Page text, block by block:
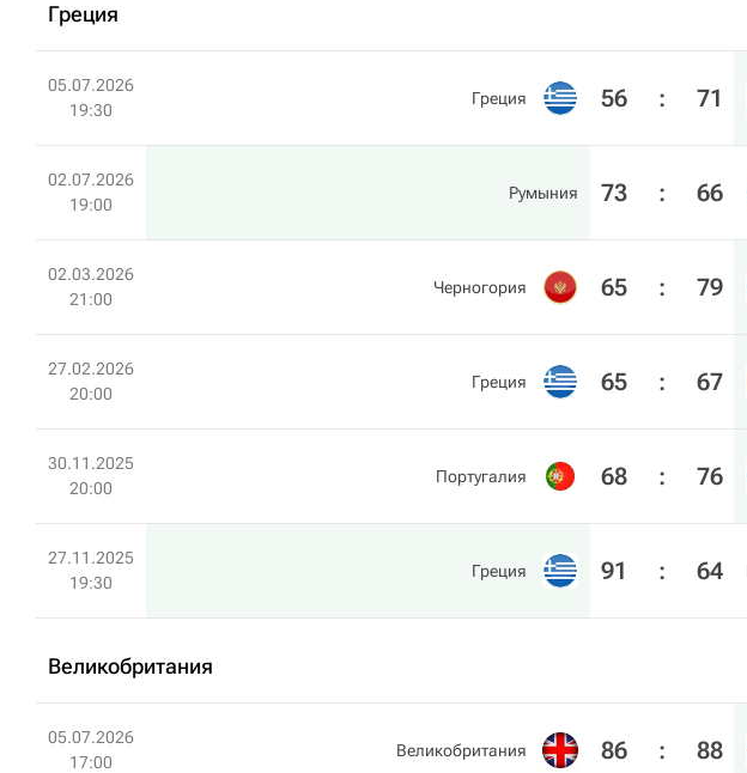
Греция
05.07.2026
19:30
Греция 56 : 71
02.07.2026
19:00
Румыния 73 : 66
02.03.2026
21:00
Черногория 65 : 79
27.02.2026
20:00
Греция 65 : 67
30.11.2025
20:00
Португалия 68 : 76
27.11.2025
19:30
Греция 91 : 64
Великобритания
05.07.2026
17:00
Великобритания 86 : 88